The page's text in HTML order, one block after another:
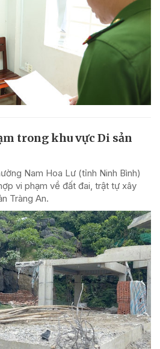
trong khu vực Di sản
Nam Hoa Lư (tỉnh Ninh Bình)
vi phạm về đất đai, trật tự xây
Tràng An.